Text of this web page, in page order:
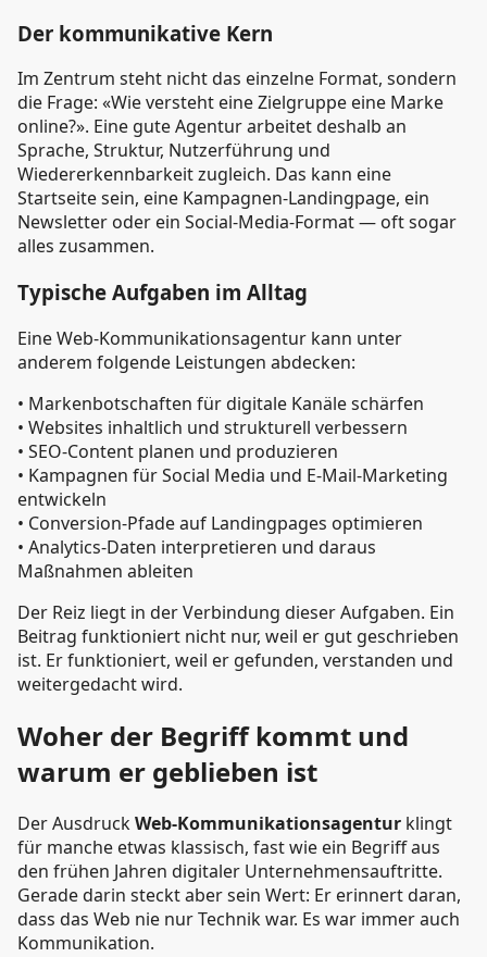
Der kommunikative Kern
Im Zentrum steht nicht das einzelne Format, sondern
die Frage: «Wie versteht eine Zielgruppe eine Marke
online?». Eine gute Agentur arbeitet deshalb an
Sprache, Struktur, Nutzerführung und
Wiedererkennbarkeit zugleich. Das kann eine
Startseite sein, eine Kampagnen-Landingpage, ein
Newsletter oder ein Social-Media-Format — oft sogar
alles zusammen.
Typische Aufgaben im Alltag
Eine Web-Kommunikationsagentur kann unter
anderem folgende Leistungen abdecken:
• Markenbotschaften für digitale Kanäle schärfen
• Websites inhaltlich und strukturell verbessern
• SEO-Content planen und produzieren
• Kampagnen für Social Media und E-Mail-Marketing
entwickeln
• Conversion-Pfade auf Landingpages optimieren
• Analytics-Daten interpretieren und daraus
Maßnahmen ableiten
Der Reiz liegt in der Verbindung dieser Aufgaben. Ein
Beitrag funktioniert nicht nur, weil er gut geschrieben
ist. Er funktioniert, weil er gefunden, verstanden und
weitergedacht wird.
Woher der Begriff kommt und
warum er geblieben ist
Der AusdruckWeb-Kommunikationsagentur klingt
für manche etwas klassisch, fast wie ein Begriff aus
den frühen Jahren digitaler Unternehmensauftritte.
Gerade darin steckt aber sein Wert: Er erinnert daran,
dass das Web nie nur Technik war. Es war immer auch
Kommunikation.